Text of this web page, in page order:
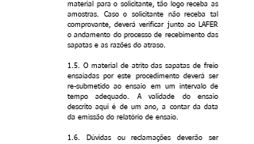
material para o solicitante, tão logo receba as
amostras. Caso o solicitante não receba tal
comprovante, deverá verificar junto ao LAFER
o andamento do processo de recebimento das
sapatas e as razões do atraso.
1.5. O material de atrito das sapatas de freio
ensaiadas por este procedimento deverá ser
re-submetido ao ensaio em um intervalo de
tempo adequado. A validade do ensaio
descrito aqui é de um ano, a contar da data
da emissão do relatório de ensaio.
1.6. Dúvidas ou reclamações deverão ser